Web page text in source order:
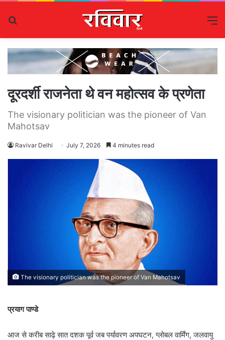
दूरदर्शी राजनेता थे वन महोत्सव के प्रणेता
The visionary politician was the pioneer of Van
Mahotsav
Ravivar Delhi July 7, 2026 4 minutes read
The visionary politician was the pioneer of Van Mahotsav
प्रयाग पाण्डे
आज से करीब साढ़े सात दशक पूर्व जब पर्यावरण अपघटन, ग्लोबल वार्मिंग, जलवायु